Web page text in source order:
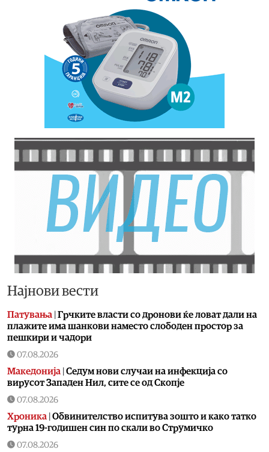
Најнови вести
Патувања Грчките власти со дронови ќе ловат дали на
плажите има шанкови наместо слободен простор за
пешкири и чадори
07.08.2026
Македонија Седум нови случаи на инфекција со
вирусот Западен Нил, сите се од Скопје
07.08.2026
Хроника Обвинителство испитува зошто и како татко
турна 19-годишен син по скали во Струмичко
07.08.2026